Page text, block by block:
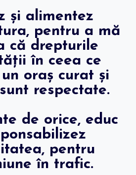
și alimentez
pentru a mă
că drepturile
în ceea ce
oraș curat și
respectate.
de orice, educ
pentru
în trafic.